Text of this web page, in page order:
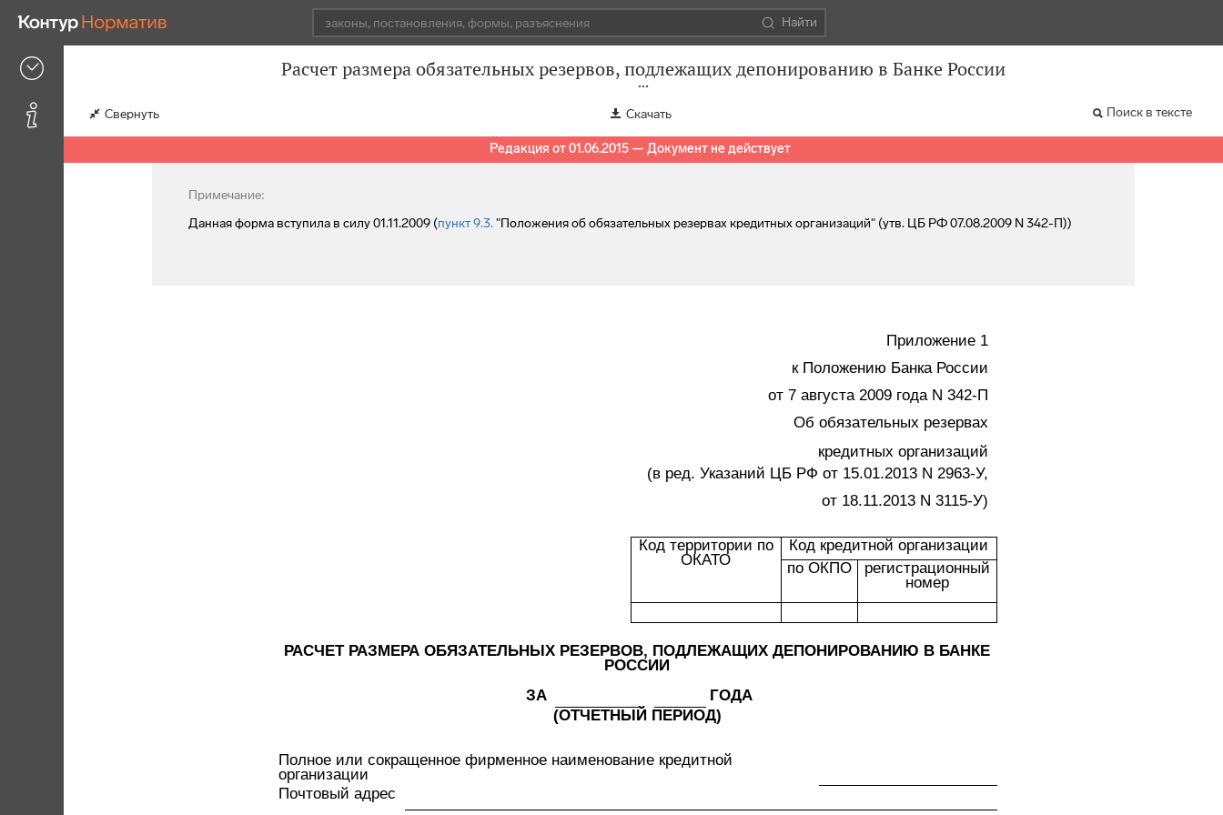
Найти
Расчет размера обязательных резервов, подлежащих депонированию в Банке России
Свернуть Скачать Поиск в тексте
Редакция от 01.06.2015 — Документ не действует
Примечание:
Данная форма вступила в силу 01.11.2009 (пункт 9.3."Положения об обязательных резервах кредитных организаций" (утв. ЦБ РФ 07.08.2009 N 342-П))
Приложение 1
к Положению Банка России
от 7 августа 2009 года N 342-П
Об обязательных резервах
кредитных организаций
(в ред. Указаний ЦБ РФ от 15.01.2013 N 2963-У,
от 18.11.2013 N 3115-У)
Код территории по
ОКАТО
Код кредитной организации
по ОКПО
регистрационный
номер
РАСЧЕТ РАЗМЕРА ОБЯЗАТЕЛЬНЫХ РЕЗЕРВОВ, ПОДЛЕЖАЩИХ ДЕПОНИРОВАНИЮ В БАНКЕ
РОССИИ
ЗА
ГОДА
(ОТЧЕТНЫЙ ПЕРИОД)
Полное или сокращенное фирменное наименование кредитной
организации
Почтовый адрес